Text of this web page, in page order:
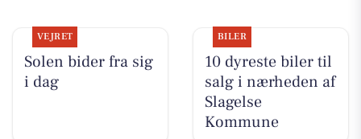
VEJRET
Solen bider fra sig
i dag
BILER
10 dyreste biler til
salg i nærheden af
Slagelse
Kommune